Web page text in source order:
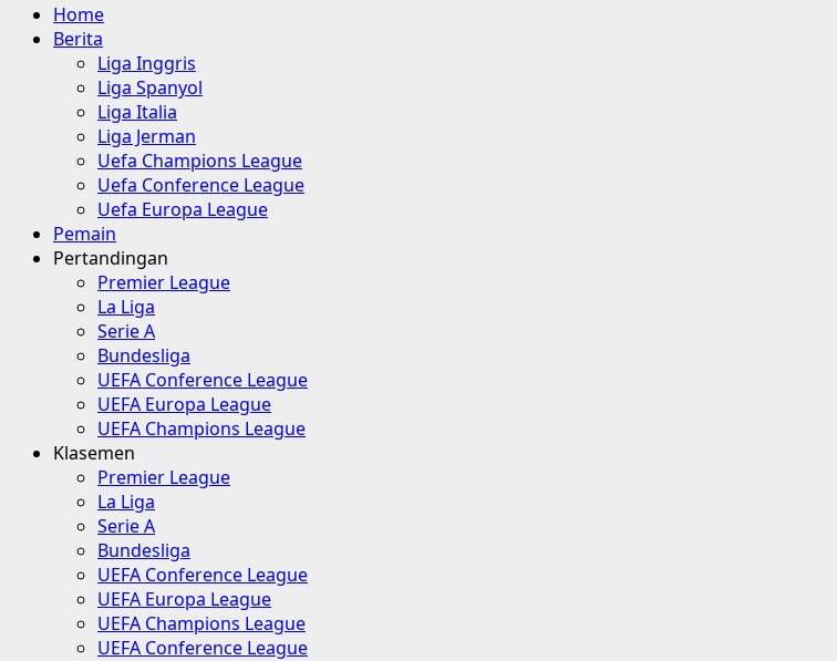
Primary
Menu
Home
Berita
Liga Inggris
Liga Spanyol
Liga Italia
Liga Jerman
Uefa Champions League
Uefa Conference League
Uefa Europa League
Pemain
Pertandingan
Premier League
La Liga
Serie A
Bundesliga
UEFA Conference League
UEFA Europa League
UEFA Champions League
Klasemen
Premier League
La Liga
Serie A
Bundesliga
UEFA Conference League
UEFA Europa League
UEFA Champions League
UEFA Conference League